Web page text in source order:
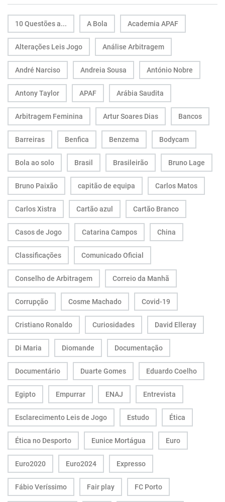
10 Questões a... A Bola Academia APAF
Alterações Leis Jogo Análise Arbitragem
André Narciso Andreia Sousa António Nobre
Antony Taylor APAF Arábia Saudita
Arbitragem Feminina Artur Soares Dias Bancos
Barreiras Benfica Benzema Bodycam
Bola ao solo Brasil Brasileirão Bruno Lage
Bruno Paixão capitão de equipa Carlos Matos
Carlos Xistra Cartão azul Cartão Branco
Casos de Jogo Catarina Campos China
Classificações Comunicado Oficial
Conselho de Arbitragem Correio da Manhã
Corrupção Cosme Machado Covid-19
Cristiano Ronaldo Curiosidades David Elleray
Di Maria Diomande Documentação
Documentário Duarte Gomes Eduardo Coelho
Egipto Empurrar ENAJ Entrevista
Esclarecimento Leis de Jogo Estudo Ética
Ética no Desporto Eunice Mortágua Euro
Euro2020 Euro2024 Expresso
Fábio Veríssimo Fair play FC Porto